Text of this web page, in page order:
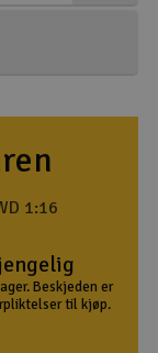
1:16
Beskjeden er
til kjøp.